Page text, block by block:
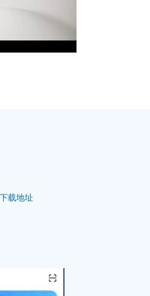
载地址